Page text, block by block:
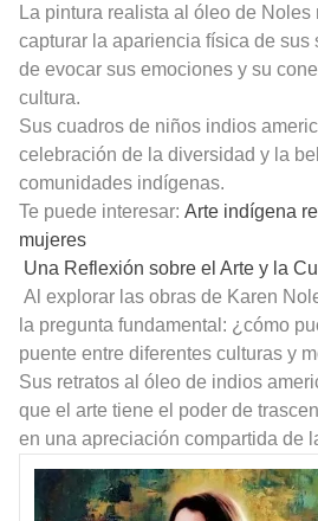
La pintura realista al óleo de Noles
capturar la apariencia física de sus
de evocar sus emociones y su
cultura.
Sus cuadros de niños indios
celebración de la diversidad y la
comunidades indígenas.
Te puede interesar: Arte indígena
mujeres
Una Reflexión sobre el Arte y la
Al explorar las obras de Karen
la pregunta fundamental: ¿cómo
puente entre diferentes culturas y
Sus retratos al óleo de indios
que el arte tiene el poder de
en una apreciación compartida de